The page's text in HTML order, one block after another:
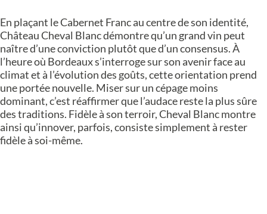
En plaçant le Cabernet Franc au centre de son identité,
Château Cheval Blanc démontre qu’un grand vin peut
naître d’une conviction plutôt que d’un consensus. À
l’heure où Bordeaux s’interroge sur son avenir face au
climat et à l’évolution des goûts, cette orientation prend
une portée nouvelle. Miser sur un cépage moins
dominant, c’est réaffirmer que l’audace reste la plus sûre
des traditions. Fidèle à son terroir, Cheval Blanc montre
ainsi qu’innover, parfois, consiste simplement à rester
fidèle à soi-même.